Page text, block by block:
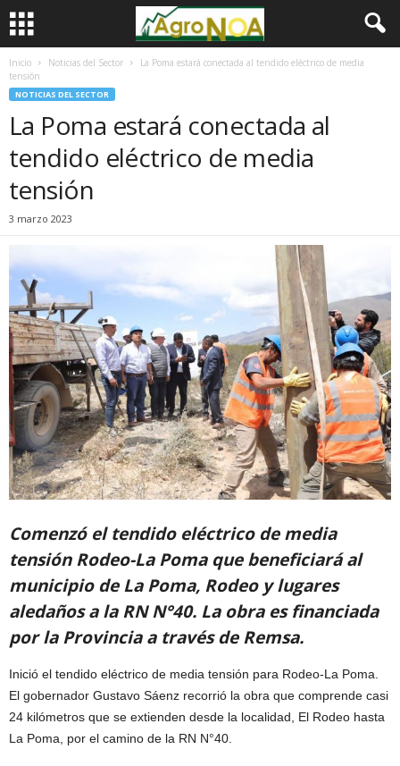
Inicio Noticias del Sector
La Poma estará conectada al tendido eléctrico de media
tensión
NOTICIAS DEL SECTOR
La Poma estará conectada al
tendido eléctrico de media
tensión
3 marzo 2023
Comenzó el tendido eléctrico de media
tensión Rodeo-La Poma que beneficiará al
municipio de La Poma, Rodeo y lugares
aledaños a la RN N°40. La obra es financiada
por la Provincia a través de Remsa.
Inició el tendido eléctrico de media tensión para Rodeo-La Poma.
El gobernador Gustavo Sáenz recorrió la obra que comprende casi
24 kilómetros que se extienden desde la localidad, El Rodeo hasta
La Poma, por el camino de la RN N°40.